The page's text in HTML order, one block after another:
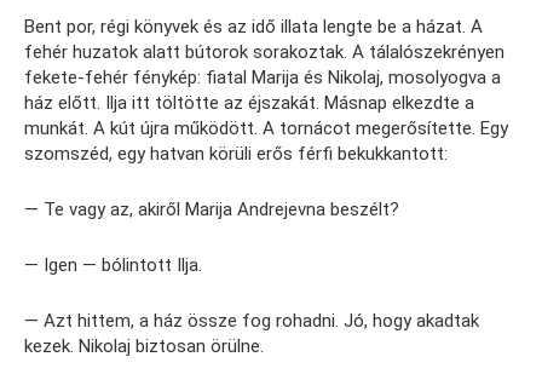
Bent por, régi könyvek és az idő illata lengte be a házat. A
fehér huzatok alatt bútorok sorakoztak. A tálalószekrényen
fekete-fehér fénykép: fiatal Marija és Nikolaj, mosolyogva a
ház előtt. Ilja itt töltötte az éjszakát. Másnap elkezdte a
munkát. A kút újra működött. A tornácot megerősítette. Egy
szomszéd, egy hatvan körüli erős férfi bekukkantott:
— Te vagy az, akiről Marija Andrejevna beszélt?
— Igen — bólintott Ilja.
— Azt hittem, a ház össze fog rohadni. Jó, hogy akadtak
kezek. Nikolaj biztosan örülne.